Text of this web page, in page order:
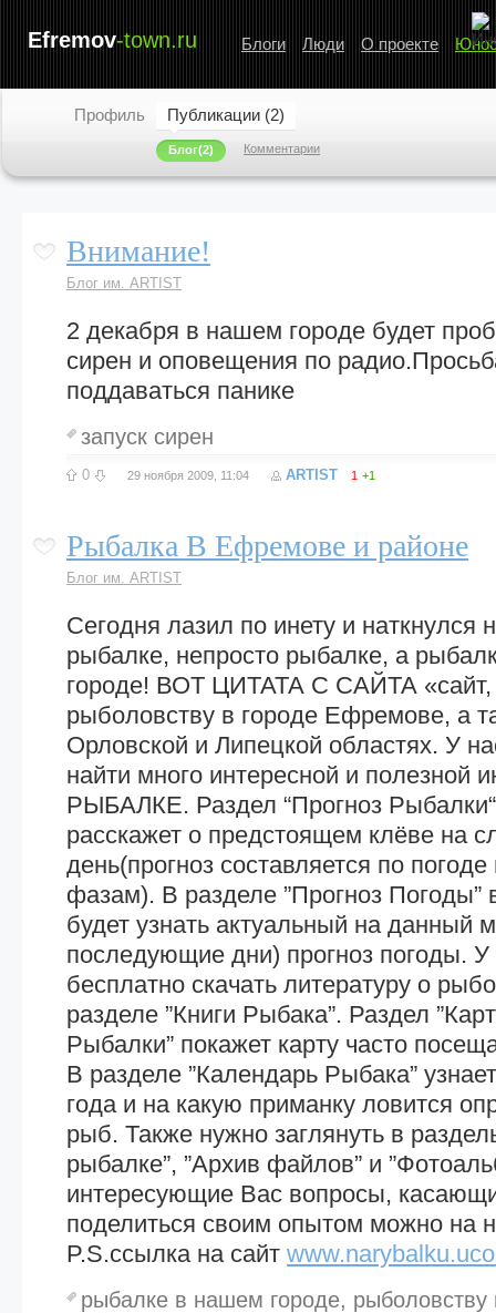
Efremov-town.ru Блоги Люди О проекте
Профиль Публикации (2)
Блог(2) Комментарии
Внимание!
Блог им. ARTIST
2 декабря в нашем городе будет
сирен и оповещения по
поддаваться панике
запуск сирен
0 29 ноября 2009, 11:04 ARTIST 1 +1
Рыбалка В Ефремове и районе
Блог им. ARTIST
Сегодня лазил по инету и наткнулся
рыбалке, непросто рыбалке, а
городе! ВОТ ЦИТАТА С САЙТА
рыболовству в городе Ефремове, а
Орловской и Липецкой областях. У
найти много интересной и полезной
РЫБАЛКЕ. Раздел “Прогноз Рыбалки“
расскажет о предстоящем клёве на
день(прогноз составляется по
фазам). В разделе ”Прогноз Погоды”
будет узнать актуальный на данный
последующие дни) прогноз погоды.
бесплатно скачать литературу о
разделе ”Книги Рыбака”. Раздел
Рыбалки” покажет карту часто
В разделе ”Календарь Рыбака”
года и на какую приманку ловится
рыб. Также нужно заглянуть в
рыбалке”, ”Архив файлов” и
интересующие Вас вопросы,
поделиться своим опытом можно на
P.S.ссылка на сайт
рыбалке в нашем городе, рыболовству